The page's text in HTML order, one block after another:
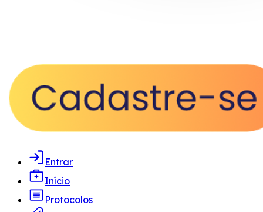
Entrar
Início
Protocolos